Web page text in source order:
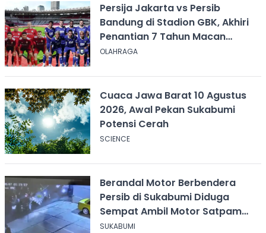
Persija Jakarta vs Persib
Bandung di Stadion GBK, Akhiri
Penantian 7 Tahun Macan
Kemayoran
OLAHRAGA
Cuaca Jawa Barat 10 Agustus
2026, Awal Pekan Sukabumi
Potensi Cerah
SCIENCE
Berandal Motor Berbendera
Persib di Sukabumi Diduga
Sempat Ambil Motor Satpam
SPPG usai Dikeroyok
SUKABUMI